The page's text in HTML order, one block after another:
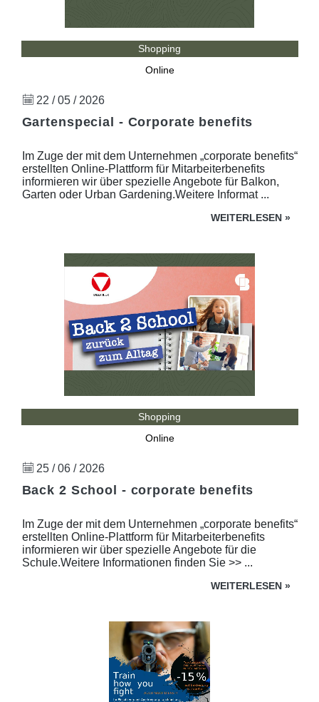
Shopping
Online
22 / 05 / 2026
Gartenspecial - Corporate benefits
Im Zuge der mit dem Unternehmen „corporate benefits“
erstellten Online-Plattform für Mitarbeiterbenefits
informieren wir über spezielle Angebote für Balkon,
Garten oder Urban Gardening.Weitere Informat ...
WEITERLESEN »
Shopping
Online
25 / 06 / 2026
Back 2 School - corporate benefits
Im Zuge der mit dem Unternehmen „corporate benefits“
erstellten Online-Plattform für Mitarbeiterbenefits
informieren wir über spezielle Angebote für die
Schule.Weitere Informationen finden Sie >> ...
WEITERLESEN »